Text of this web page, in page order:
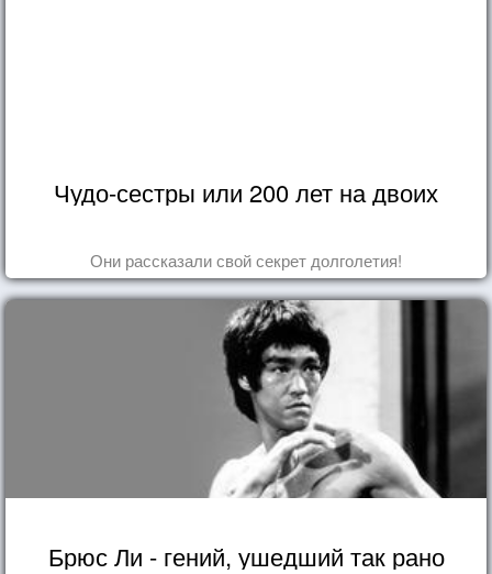
Чудо-сестры или 200 лет на двоих
Они рассказали свой секрет долголетия!
Брюс Ли - гений, ушедший так рано